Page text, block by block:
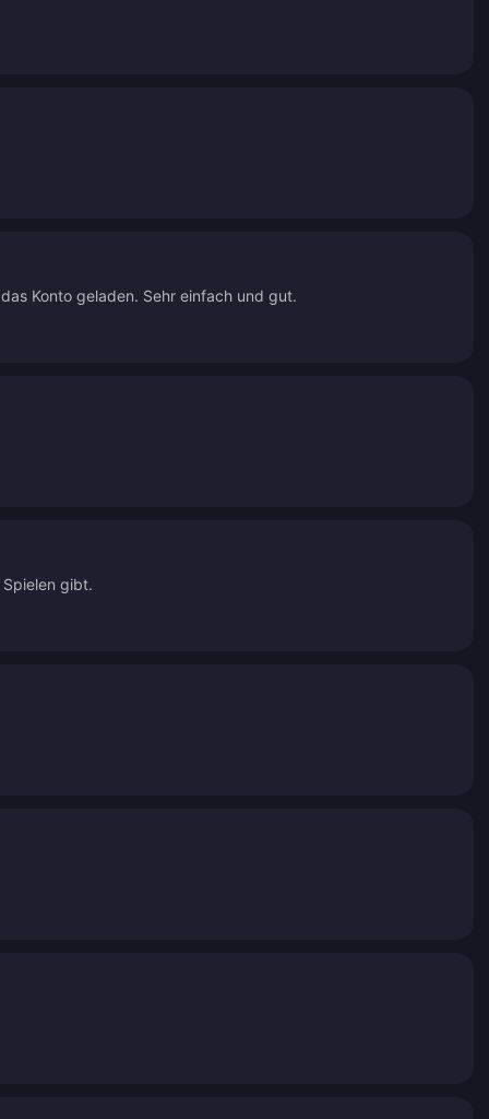
Konto geladen. Sehr einfach und gut.
gibt.